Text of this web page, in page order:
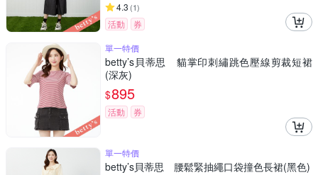
4.3 (1)
活動
券
單一特價
betty’s貝蒂思 貓掌印刺繡跳色壓線剪裁短裙
(深灰)
$895
活動 券
單一特價
betty’s貝蒂思 腰鬆緊抽繩口袋撞色長裙(黑色)